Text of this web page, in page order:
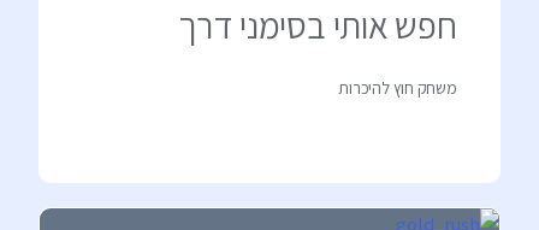
חפש אותי בסימני דרך
משחק חוץ להיכרות